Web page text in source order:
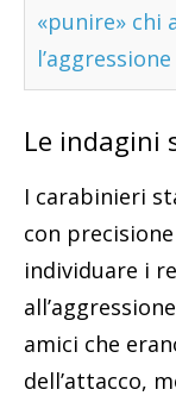
«punire» chi
Le indagini
I carabinieri
con
individuare i
amici che
dell’attacco,